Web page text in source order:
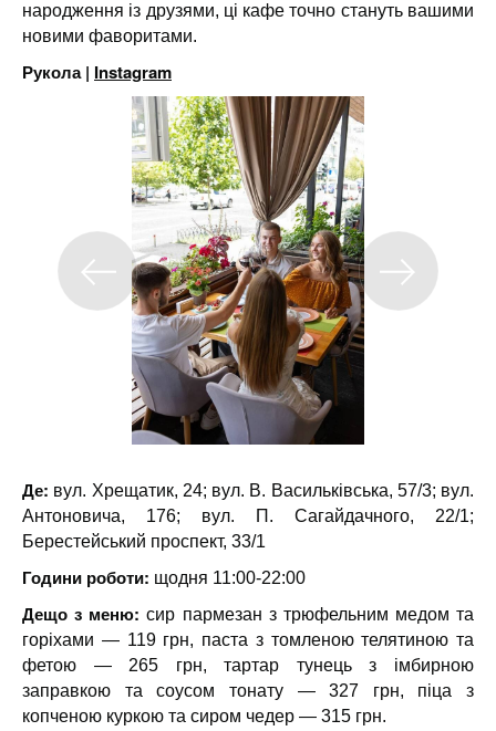
народження із друзями, ці кафе точно стануть вашими
новими фаворитами.
Рукола | Instagram
Де: вул. Хрещатик, 24; вул. В. Васильківська, 57/3; вул.
Антоновича, 176; вул. П. Сагайдачного, 22/1;
Берестейський проспект, 33/1
Години роботи: щодня 11:00-22:00
Дещо з меню: сир пармезан з трюфельним медом та
горіхами — 119 грн, паста з томленою телятиною та
фетою — 265 грн, тартар тунець з імбирною
заправкою та соусом тонату — 327 грн, піца з
копченою куркою та сиром чедер — 315 грн.